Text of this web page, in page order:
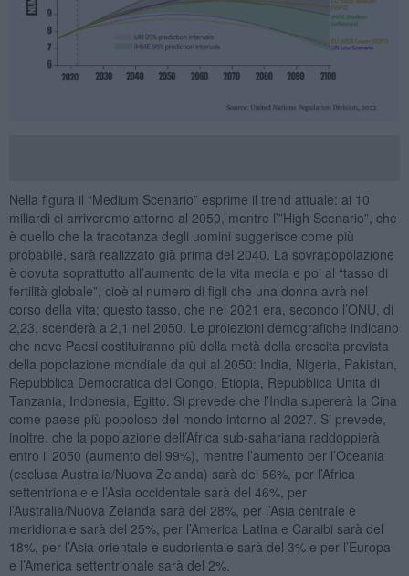
Nella figura il “Medium Scenario” esprime il trend attuale: ai 10
miliardi ci arriveremo attorno al 2050, mentre l’”High Scenario”, che
è quello che la tracotanza degli uomini suggerisce come più
probabile, sarà realizzato già prima del 2040. La sovrapopolazione
è dovuta soprattutto all’aumento della vita media e poi al “tasso di
fertilità globale”, cioè al numero di figli che una donna avrà nel
corso della vita; questo tasso, che nel 2021 era, secondo l’ONU, di
2,23, scenderà a 2,1 nel 2050. Le proiezioni demografiche indicano
che nove Paesi costituiranno più della metà della crescita prevista
della popolazione mondiale da qui al 2050: India, Nigeria, Pakistan,
Repubblica Democratica del Congo, Etiopia, Repubblica Unita di
Tanzania, Indonesia, Egitto. Si prevede che l’India supererà la Cina
come paese più popoloso del mondo intorno al 2027. Si prevede,
inoltre. che la popolazione dell’Africa sub-sahariana raddoppierà
entro il 2050 (aumento del 99%), mentre l’aumento per l’Oceania
(esclusa Australia/Nuova Zelanda) sarà del 56%, per l’Africa
settentrionale e l’Asia occidentale sarà del 46%, per
l’Australia/Nuova Zelanda sarà del 28%, per l’Asia centrale e
meridionale sarà del 25%, per l’America Latina e Caraibi sarà del
18%, per l’Asia orientale e sudorientale sarà del 3% e per l’Europa
e l’America settentrionale sarà del 2%.